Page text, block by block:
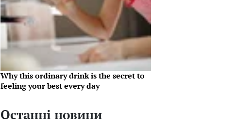
Why this ordinary drink is the secret to
feeling your best every day
Останні новини